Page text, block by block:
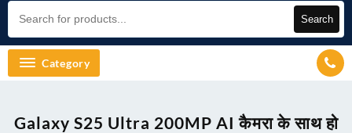
Search
Category
Galaxy S25 Ultra 200MP AI कैमरा के साथ हो